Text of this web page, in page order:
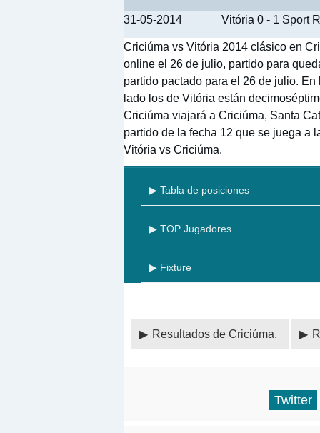
31-05-2014 Vitória 0 - 1 Sport
Criciúma vs Vitória 2014 clásico en
online el 26 de julio, partido para
partido pactado para el 26 de julio.
lado los de Vitória están
Criciúma viajará a Criciúma, Santa
partido de la fecha 12 que se juega a
Vitória vs Criciúma.
▶ Tabla de posiciones
▶ TOP Jugadores
▶ Fixture
Resultados de Criciúma,
Twitter